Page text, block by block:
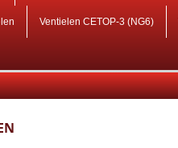
Ventielen CETOP-3 (NG6)